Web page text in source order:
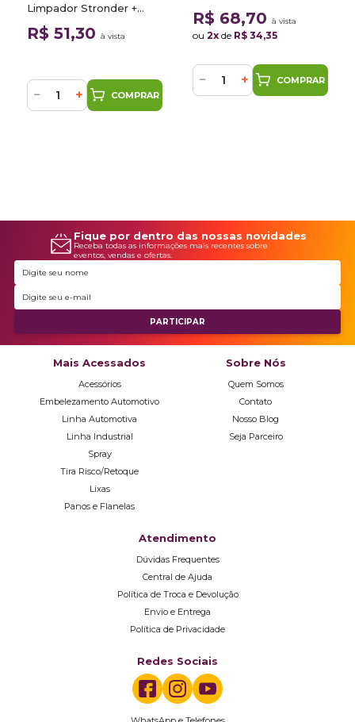
Limpador Stronder +
Shampoo Citrus +
Aplicador de Microfibra
R$ 51,30 à vista
− + COMPRAR
automotivo - 5 unidades
Evox
R$ 68,70 à vista
ou 2x de R$ 34,35
− + COMPRAR
Fique por dentro das nossas novidades
Receba todas as informações mais recentes sobre
eventos, vendas e ofertas.
Mais Acessados
Acessórios
Embelezamento Automotivo
Linha Automotiva
Linha Industrial
Spray
Tira Risco/Retoque
Lixas
Panos e Flanelas
Sobre Nós
Quem Somos
Contato
Nosso Blog
Seja Parceiro
Atendimento
Dúvidas Frequentes
Central de Ajuda
Política de Troca e Devolução
Envio e Entrega
Política de Privacidade
Redes Sociais